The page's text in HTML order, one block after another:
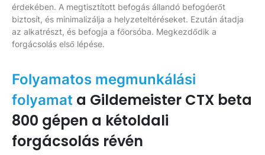
érdekében. A megtisztított befogás állandó befogóerőt
biztosít, és minimalizálja a helyzeteltéréseket. Ezután átadja
az alkatrészt, és befogja a főorsóba. Megkezdődik a
forgácsolás első lépése.
Folyamatos megmunkálási
folyamat a Gildemeister CTX beta
800 gépen a kétoldali
forgácsolás révén